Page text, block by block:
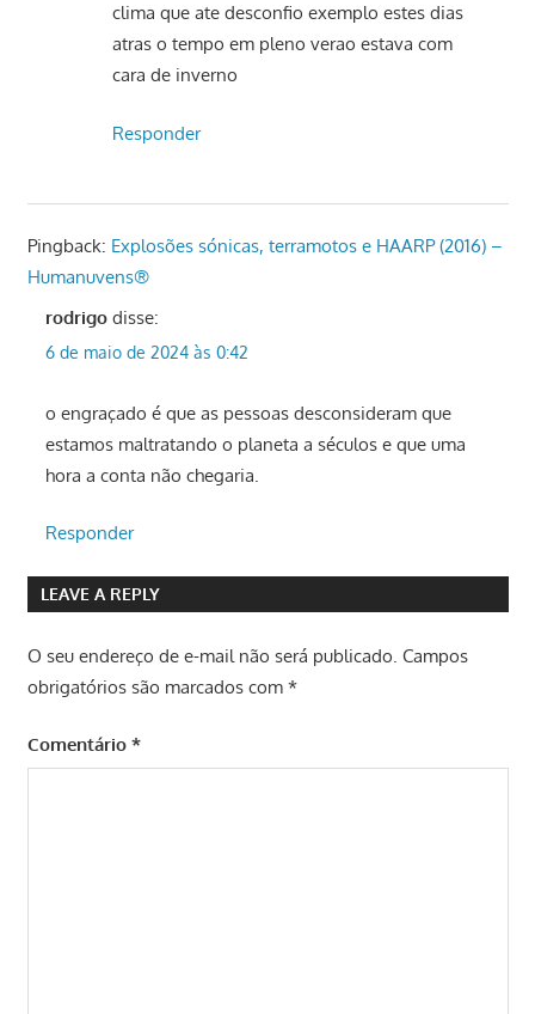
clima que ate desconfio exemplo estes dias
atras o tempo em pleno verao estava com
cara de inverno
Responder
Pingback: Explosões sónicas, terramotos e HAARP (2016) –
Humanuvens®
rodrigo disse:
6 de maio de 2024 às 0:42
o engraçado é que as pessoas desconsideram que
estamos maltratando o planeta a séculos e que uma
hora a conta não chegaria.
Responder
LEAVE A REPLY
O seu endereço de e-mail não será publicado. Campos
obrigatórios são marcados com *
Comentário *